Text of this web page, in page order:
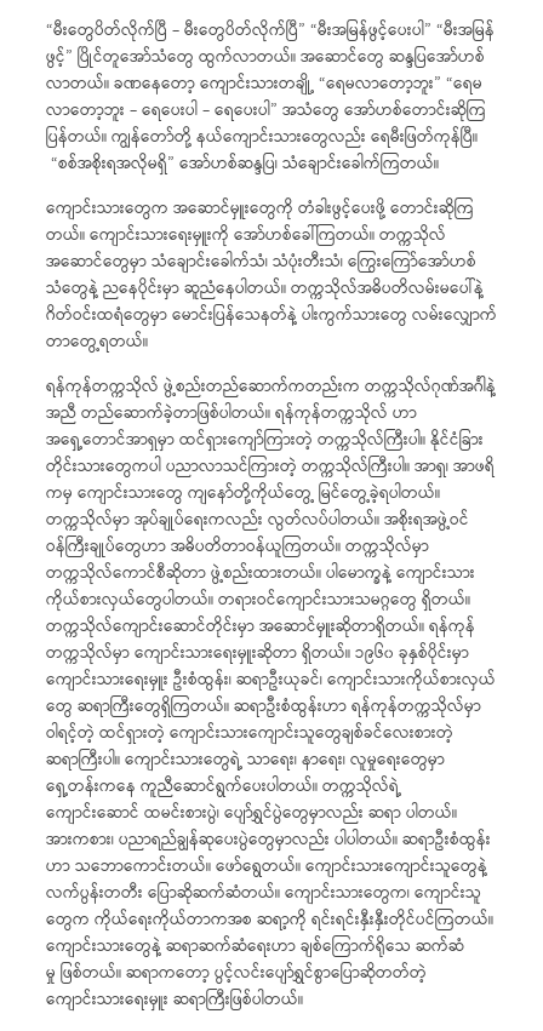
“မီးတွေပိတ်လိုက်ပြီ – မီးတွေပိတ်လိုက်ပြီ” “မီးအမြန်ဖွင့်ပေးပါ” “မီးအမြန်
ဖွင့်” ပြိုင်တူအော်သံတွေ ထွက်လာတယ်။ အဆောင်တွေ ဆန္ဒပြအော်ဟစ်
လာတယ်။ ခဏနေတော့ ကျောင်းသားတချို့ “ရေမလာတော့ဘူး” “ရေမ
လာတော့ဘူး – ရေပေးပါ – ရေပေးပါ” အသံတွေ အော်ဟစ်တောင်းဆိုကြ
ပြန်တယ်။ ကျွန်တော်တို့ နယ်ကျောင်းသားတွေလည်း ရေမီးဖြတ်ကုန်ပြီ။
“စစ်အစိုးရအလိုမရှိ” အော်ဟစ်ဆန္ဒပြ၊ သံချောင်းခေါက်ကြတယ်။
ကျောင်းသားတွေက အဆောင်မှူးတွေကို တံခါးဖွင့်ပေးဖို့ တောင်းဆိုကြ
တယ်။ ကျောင်းသားရေးမှူးကို အော်ဟစ်ခေါ်ကြတယ်။ တက္ကသိုလ်
အဆောင်တွေမှာ သံချောင်းခေါက်သံ၊ သံပုံးတီးသံ၊ ကြွေးကြော်အော်ဟစ်
သံတွေနဲ့ ညနေပိုင်းမှာ ဆူညံနေပါတယ်။ တက္ကသိုလ်အဓိပတိလမ်းမပေါ်နဲ့
ဂိတ်ဝင်းထရံတွေမှာ မောင်းပြန်သေနတ်နဲ့ ပါးကွက်သားတွေ လမ်းလျှောက်
တာတွေ့ရတယ်။
ရန်ကုန်တက္ကသိုလ် ဖွဲ့စည်းတည်ဆောက်ကတည်းက တက္ကသိုလ်ဂုဏ်အင်္ဂါနဲ့
အညီ တည်ဆောက်ခဲ့တာဖြစ်ပါတယ်။ ရန်ကုန်တက္ကသိုလ် ဟာ
အရှေ့တောင်အာရှမှာ ထင်ရှားကျော်ကြားတဲ့ တက္ကသိုလ်ကြီးပါ။ နိုင်ငံခြား
တိုင်းသားတွေကပါ ပညာလာသင်ကြားတဲ့ တက္ကသိုလ်ကြီးပါ။ အာရှ၊ အာဖရိ
ကမှ ကျောင်းသားတွေ ကျနော်တို့ကိုယ်တွေ့ မြင်တွေ့ခဲ့ရပါတယ်။
တက္ကသိုလ်မှာ အုပ်ချုပ်ရေးကလည်း လွတ်လပ်ပါတယ်။ အစိုးရအဖွဲ့ဝင်
ဝန်ကြီးချုပ်တွေဟာ အဓိပတိတာဝန်ယူကြတယ်။ တက္ကသိုလ်မှာ
တက္ကသိုလ်ကောင်စီဆိုတာ ဖွဲ့စည်းထားတယ်။ ပါမောက္ခနဲ့ ကျောင်းသား
ကိုယ်စားလှယ်တွေပါတယ်။ တရားဝင်ကျောင်းသားသမဂ္ဂတွေ ရှိတယ်။
တက္ကသိုလ်ကျောင်းဆောင်တိုင်းမှာ အဆောင်မှူးဆိုတာရှိတယ်။ ရန်ကုန်
တက္ကသိုလ်မှာ ကျောင်းသားရေးမှူးဆိုတာ ရှိတယ်။ ၁၉၆၀ ခုနှစ်ပိုင်းမှာ
ကျောင်းသားရေးမှူး ဦးစံထွန်း၊ ဆရာဦးယုခင်၊ ကျောင်းသားကိုယ်စားလှယ်
တွေ ဆရာကြီးတွေရှိကြတယ်။ ဆရာဦးစံထွန်းဟာ ရန်ကုန်တက္ကသိုလ်မှာ
ဝါရင့်တဲ့ ထင်ရှားတဲ့ ကျောင်းသားကျောင်းသူတွေချစ်ခင်လေးစားတဲ့
ဆရာကြီးပါ။ ကျောင်းသားတွေရဲ့ သာရေး၊ နာရေး၊ လူမှုရေးတွေမှာ
ရှေ့တန်းကနေ ကူညီဆောင်ရွက်ပေးပါတယ်။ တက္ကသိုလ်ရဲ့
ကျောင်းဆောင် ထမင်းစားပွဲ၊ ပျော်ရွှင်ပွဲတွေမှာလည်း ဆရာ ပါတယ်။
အားကစား၊ ပညာရည်ချွန်ဆုပေးပွဲတွေမှာလည်း ပါပါတယ်။ ဆရာဦးစံထွန်း
ဟာ သဘောကောင်းတယ်။ ဖော်ရွေတယ်။ ကျောင်းသားကျောင်းသူတွေနဲ့
လက်ပွန်းတတီး ပြောဆိုဆက်ဆံတယ်။ ကျောင်းသားတွေက၊ ကျောင်းသူ
တွေက ကိုယ်ရေးကိုယ်တာကအစ ဆရာ့ကို ရင်းရင်းနှီးနှီးတိုင်ပင်ကြတယ်။
ကျောင်းသားတွေနဲ့ ဆရာဆက်ဆံရေးဟာ ချစ်ကြောက်ရိုသေ ဆက်ဆံ
မှု ဖြစ်တယ်။ ဆရာကတော့ ပွင့်လင်းပျော်ရွှင်စွာပြောဆိုတတ်တဲ့
ကျောင်းသားရေးမှူး ဆရာကြီးဖြစ်ပါတယ်။